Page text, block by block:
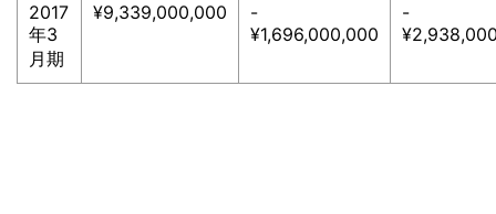
2017
年3
月期
¥9,339,000,000
-
¥1,696,000,000
-